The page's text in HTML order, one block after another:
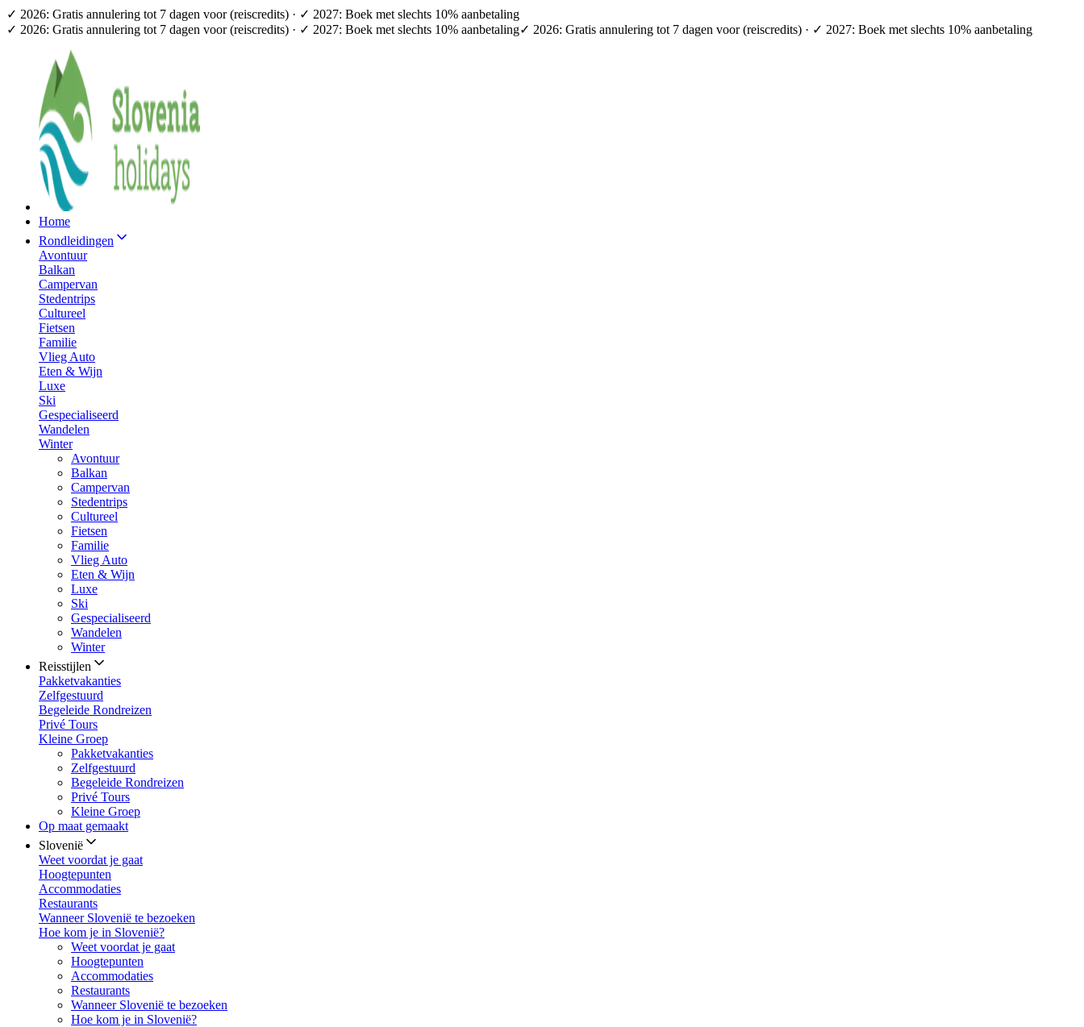
✓ 2026: Gratis annulering tot 7 dagen voor (reiscredits) · ✓ 2027: Boek met slechts 10% aanbetaling
✓ 2026: Gratis annulering tot 7 dagen voor (reiscredits) · ✓ 2027: Boek met slechts 10% aanbetaling✓ 2026: Gratis annulering tot 7 dagen voor (reiscredits) · ✓ 2027: Boek met slechts 10% aanbetaling
Home
Rondleidingen
Avontuur
Balkan
Campervan
Stedentrips
Cultureel
Fietsen
Familie
Vlieg Auto
Eten & Wijn
Luxe
Ski
Gespecialiseerd
Wandelen
Winter
Avontuur
Balkan
Campervan
Stedentrips
Cultureel
Fietsen
Familie
Vlieg Auto
Eten & Wijn
Luxe
Ski
Gespecialiseerd
Wandelen
Winter
Reisstijlen
Pakketvakanties
Zelfgestuurd
Begeleide Rondreizen
Privé Tours
Kleine Groep
Pakketvakanties
Zelfgestuurd
Begeleide Rondreizen
Privé Tours
Kleine Groep
Op maat gemaakt
Slovenië
Weet voordat je gaat
Hoogtepunten
Accommodaties
Restaurants
Wanneer Slovenië te bezoeken
Hoe kom je in Slovenië?
Weet voordat je gaat
Hoogtepunten
Accommodaties
Restaurants
Wanneer Slovenië te bezoeken
Hoe kom je in Slovenië?